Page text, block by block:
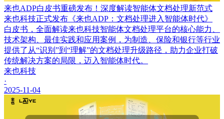
来也ADP白皮书重磅发布！深度解读智能体文档处理新范式
来也科技正式发布《来也ADP：文档处理进入智能体时代》
白皮书，全面解读来也科技智能体文档处理平台的核心能力、
技术架构、最佳实践和应用案例，为制造、保险和银行等行业
提供了从“识别”到“理解”的文档处理升级路径，助力企业打破
传统解决方案的局限，迈入智能体时代。
来也科技
·
2025-11-04